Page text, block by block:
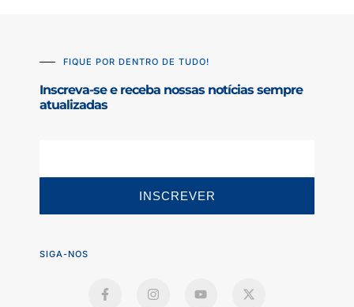
FIQUE POR DENTRO DE TUDO!
Inscreva-se e receba nossas notícias sempre
atualizadas
INSCREVER
SIGA-NOS